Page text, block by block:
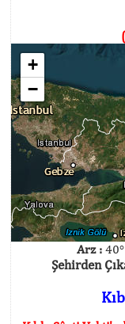
+
−
Arz :
Şehirden